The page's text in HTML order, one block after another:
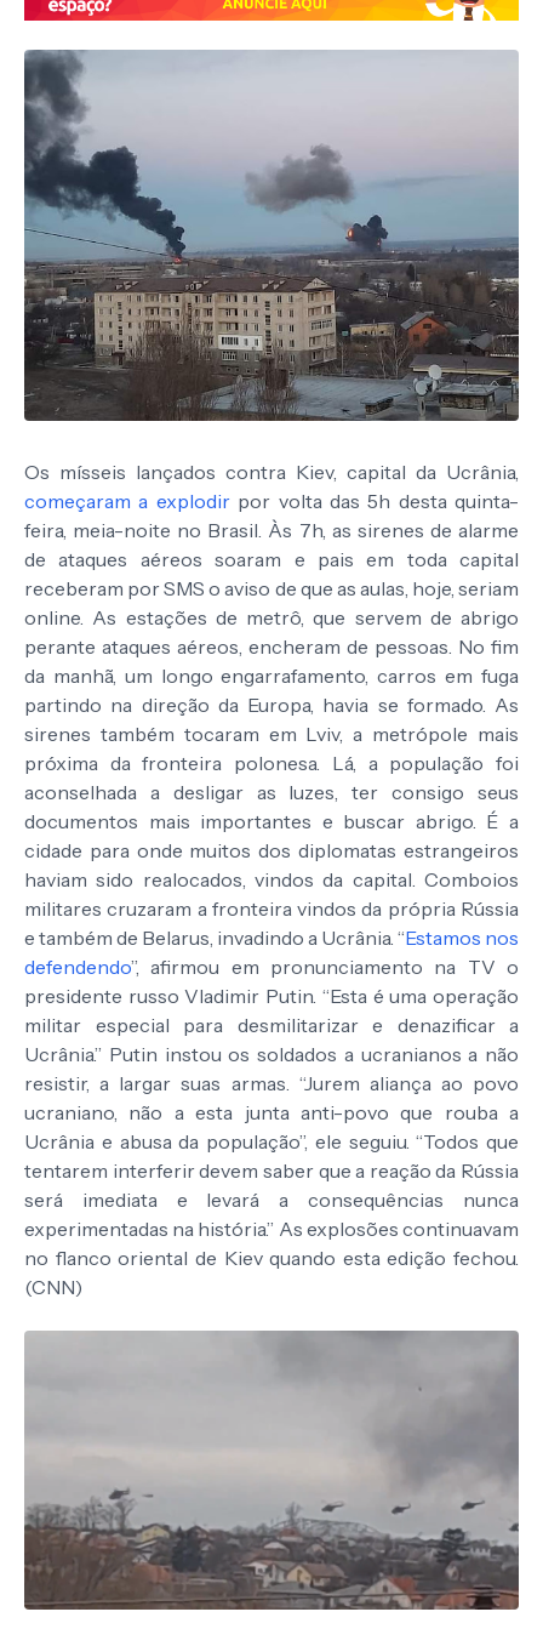
Os mísseis lançados contra Kiev, capital da Ucrânia,
começaram a explodirpor volta das 5h desta quinta-
feira, meia-noite no Brasil. Às 7h, as sirenes de alarme
de ataques aéreos soaram e pais em toda capital
receberam por SMS o aviso de que as aulas, hoje, seriam
online. As estações de metrô, que servem de abrigo
perante ataques aéreos, encheram de pessoas. No fim
da manhã, um longo engarrafamento, carros em fuga
partindo na direção da Europa, havia se formado. As
sirenes também tocaram em Lviv, a metrópole mais
próxima da fronteira polonesa. Lá, a população foi
aconselhada a desligar as luzes, ter consigo seus
documentos mais importantes e buscar abrigo. É a
cidade para onde muitos dos diplomatas estrangeiros
haviam sido realocados, vindos da capital. Comboios
militares cruzaram a fronteira vindos da própria Rússia
e também de Belarus, invadindo a Ucrânia. “Estamos nos
defendendo”, afirmou em pronunciamento na TV o
presidente russo Vladimir Putin. “Esta é uma operação
militar especial para desmilitarizar e denazificar a
Ucrânia.” Putin instou os soldados a ucranianos a não
resistir, a largar suas armas. “Jurem aliança ao povo
ucraniano, não a esta junta anti-povo que rouba a
Ucrânia e abusa da população”, ele seguiu. “Todos que
tentarem interferir devem saber que a reação da Rússia
será imediata e levará a consequências nunca
experimentadas na história.” As explosões continuavam
no flanco oriental de Kiev quando esta edição fechou.
(CNN)